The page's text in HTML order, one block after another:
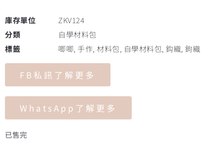
庫存單位
ZKV124
分類
自學材料包
標籤
唧唧, 手作, 材料包, 自學材料包, 鈎織, 鉤織
FB私訊了解更多
WhatsApp了解更多
已售完